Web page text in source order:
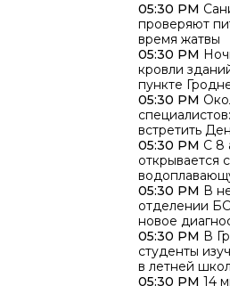
05:30 PM
проверяют
время жатвы
05:30 PM
кровли
пункте
05:30 PM
встретить
05:30 PM С 8
открывается
05:30 PM В
отделении
новое
05:30 PM В
студенты
в летней
университета
05:30 PM 14